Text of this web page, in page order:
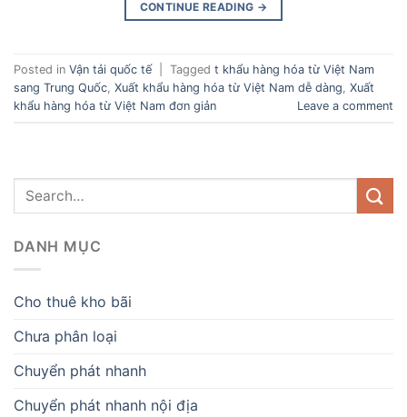
CONTINUE READING →
Posted in Vận tải quốc tế Tagged t khẩu hàng hóa từ Việt Nam
sang Trung Quốc Xuất khẩu hàng hóa từ Việt Nam dễ dàng Xuất
khẩu hàng hóa từ Việt Nam đơn giản
Leave a comment
DANH MỤC
Cho thuê kho bãi
Chưa phân loại
Chuyển phát nhanh
Chuyển phát nhanh nội địa